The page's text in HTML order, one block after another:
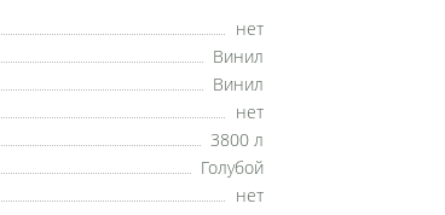
нет
Винил
Винил
нет
3800 л
Голубой
нет